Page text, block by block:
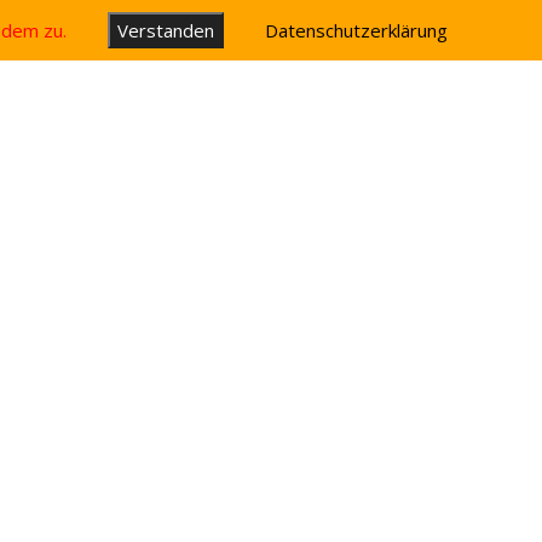
zu. Verstanden Datenschutzerklärung